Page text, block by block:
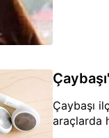
Çaybaşı
araçlarda